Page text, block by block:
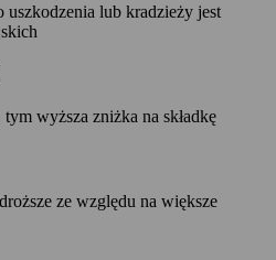
lub kradzieży jest
wyższa zniżka na składkę
ze względu na większe